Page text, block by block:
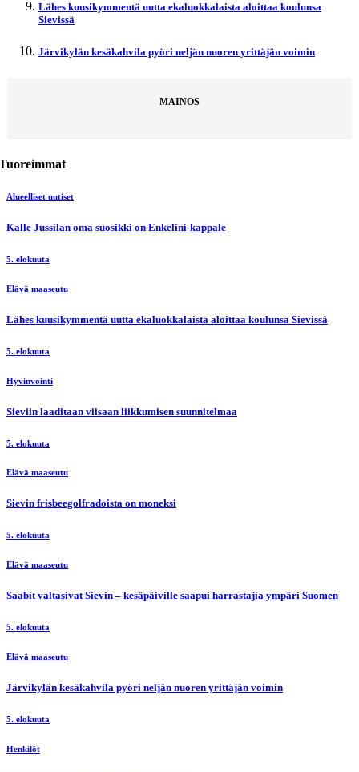
Lähes kuusikymmentä uutta ekaluokkalaista aloittaa koulunsa
Sievissä
Järvikylän kesäkahvila pyöri neljän nuoren yrittäjän voimin
MAINOS
Alueelliset uutiset
Kalle Jussilan oma suosikki on Enkelini-kappale
5. elokuuta
Elävä maaseutu
Lähes kuusikymmentä uutta ekaluokkalaista aloittaa koulunsa Sievissä
5. elokuuta
Hyvinvointi
Sieviin laaditaan viisaan liikkumisen suunnitelmaa
5. elokuuta
Elävä maaseutu
Sievin frisbeegolfradoista on moneksi
5. elokuuta
Elävä maaseutu
Saabit valtasivat Sievin – kesäpäiville saapui harrastajia ympäri Suomen
5. elokuuta
Elävä maaseutu
Järvikylän kesäkahvila pyöri neljän nuoren yrittäjän voimin
5. elokuuta
Henkilöt